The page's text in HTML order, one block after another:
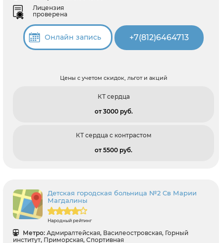
Лицензия
проверена
Онлайн запись +7(812)6464713
Цены с учетом скидок, льгот и акций
КТ сердца
от 3000 pуб.
КТ сердца c контрастом
от 5500 pуб.
Детская городская больница №2 Св Марии
Магдалины
Народный рейтинг
Метро: Адмиралтейская, Василеостровская, Горный
институт, Приморская, Спортивная